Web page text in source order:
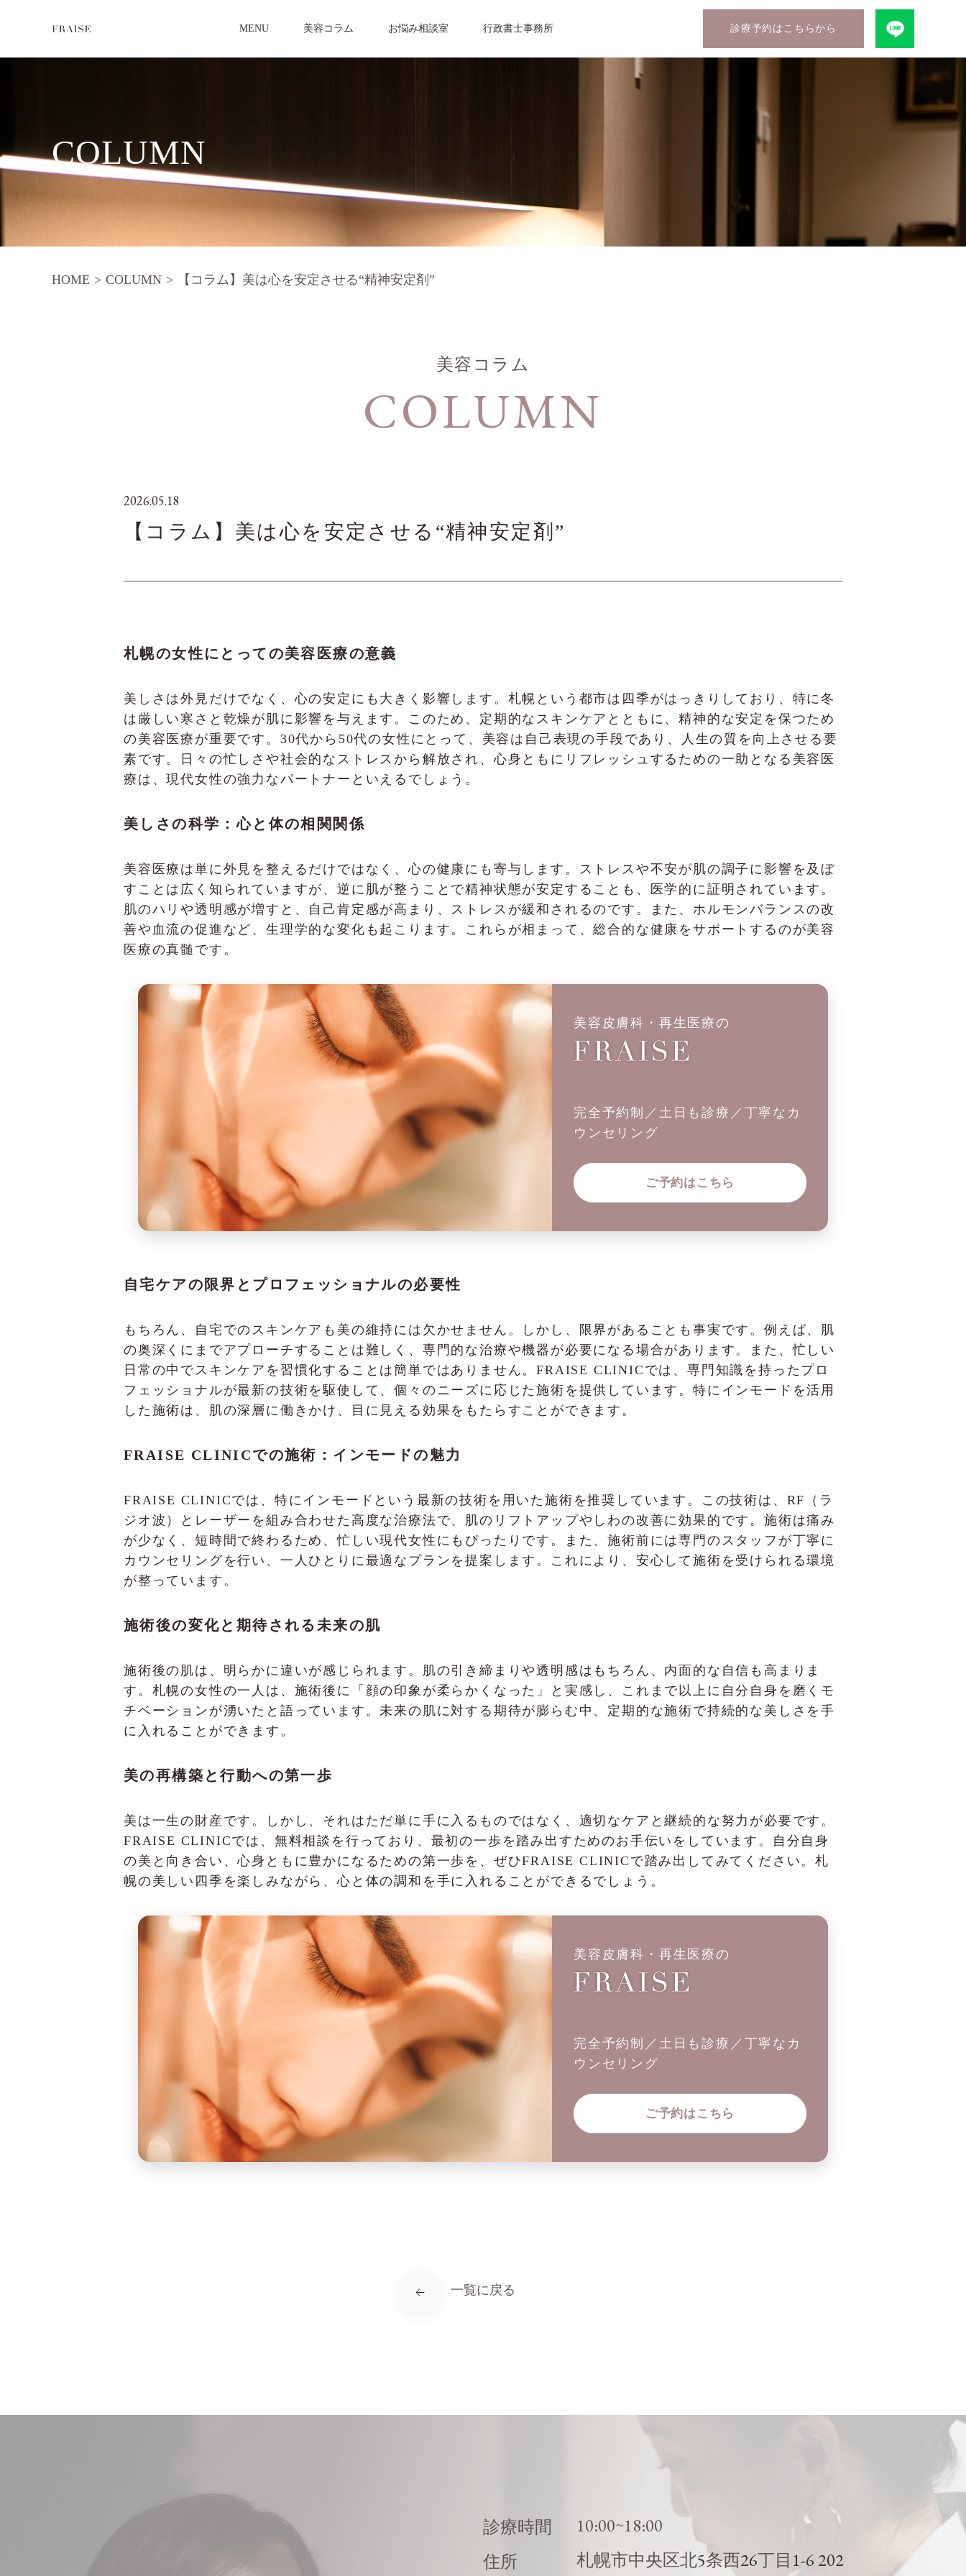
MENU 美容コラム お悩み相談室 行政書士事務所 診療予約はこちらから
COLUMN
HOME > COLUMN > 【コラム】美は心を安定させる“精神安定剤”
美容コラム
COLUMN
2026.05.18
【コラム】美は心を安定させる“精神安定剤”
札幌の女性にとっての美容医療の意義
美しさは外見だけでなく、心の安定にも大きく影響します。札幌という都市は四季がはっきりしており、特に冬
は厳しい寒さと乾燥が肌に影響を与えます。このため、定期的なスキンケアとともに、精神的な安定を保つため
の美容医療が重要です。30代から50代の女性にとって、美容は自己表現の手段であり、人生の質を向上させる要
素です。日々の忙しさや社会的なストレスから解放され、心身ともにリフレッシュするための一助となる美容医
療は、現代女性の強力なパートナーといえるでしょう。
美しさの科学：心と体の相関関係
美容医療は単に外見を整えるだけではなく、心の健康にも寄与します。ストレスや不安が肌の調子に影響を及ぼ
すことは広く知られていますが、逆に肌が整うことで精神状態が安定することも、医学的に証明されています。
肌のハリや透明感が増すと、自己肯定感が高まり、ストレスが緩和されるのです。また、ホルモンバランスの改
善や血流の促進など、生理学的な変化も起こります。これらが相まって、総合的な健康をサポートするのが美容
医療の真髄です。
美容皮膚科・再生医療の
完全予約制／土日も診療／丁寧なカ
ウンセリング
ご予約はこちら
自宅ケアの限界とプロフェッショナルの必要性
もちろん、自宅でのスキンケアも美の維持には欠かせません。しかし、限界があることも事実です。例えば、肌
の奥深くにまでアプローチすることは難しく、専門的な治療や機器が必要になる場合があります。また、忙しい
日常の中でスキンケアを習慣化することは簡単ではありません。FRAISE CLINICでは、専門知識を持ったプロ
フェッショナルが最新の技術を駆使して、個々のニーズに応じた施術を提供しています。特にインモードを活用
した施術は、肌の深層に働きかけ、目に見える効果をもたらすことができます。
FRAISE CLINICでの施術：インモードの魅力
FRAISE CLINICでは、特にインモードという最新の技術を用いた施術を推奨しています。この技術は、RF（ラ
ジオ波）とレーザーを組み合わせた高度な治療法で、肌のリフトアップやしわの改善に効果的です。施術は痛み
が少なく、短時間で終わるため、忙しい現代女性にもぴったりです。また、施術前には専門のスタッフが丁寧に
カウンセリングを行い、一人ひとりに最適なプランを提案します。これにより、安心して施術を受けられる環境
が整っています。
施術後の変化と期待される未来の肌
施術後の肌は、明らかに違いが感じられます。肌の引き締まりや透明感はもちろん、内面的な自信も高まりま
す。札幌の女性の一人は、施術後に「顔の印象が柔らかくなった」と実感し、これまで以上に自分自身を磨くモ
チベーションが湧いたと語っています。未来の肌に対する期待が膨らむ中、定期的な施術で持続的な美しさを手
に入れることができます。
美の再構築と行動への第一歩
美は一生の財産です。しかし、それはただ単に手に入るものではなく、適切なケアと継続的な努力が必要です。
FRAISE CLINICでは、無料相談を行っており、最初の一歩を踏み出すためのお手伝いをしています。自分自身
の美と向き合い、心身ともに豊かになるための第一歩を、ぜひFRAISE CLINICで踏み出してみてください。札
幌の美しい四季を楽しみながら、心と体の調和を手に入れることができるでしょう。
美容皮膚科・再生医療の
完全予約制／土日も診療／丁寧なカ
ウンセリング
ご予約はこちら
一覧に戻る
診療時間 10:00~18:00
住所 札幌市中央区北5条西26丁目 1-6 202